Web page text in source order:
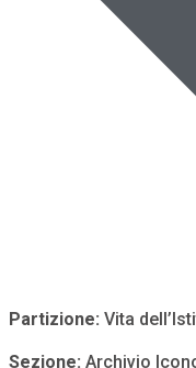
Partizione: Vita
Sezione: Archivio